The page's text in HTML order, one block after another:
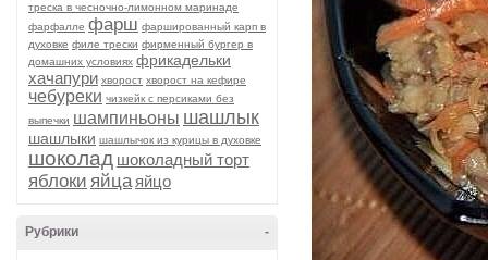
треска в чесночно-лимонном маринаде
фарфалле фарш фаршированный карп в
духовке филе трески фирменный бургер в
домашних условиях фрикадельки
хачапури хворост хворост на кефире
чебуреки чизкейк с персиками без
выпечки шампиньоны шашлык
шашлыки шашлычок из курицы в духовке
шоколад шоколадный торт
яблоки яйца яйцо
-
Рубрики